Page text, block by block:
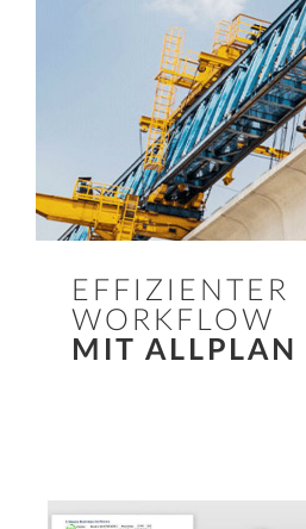
EFFIZIENTER
WORKFLOW
MIT ALLPLAN